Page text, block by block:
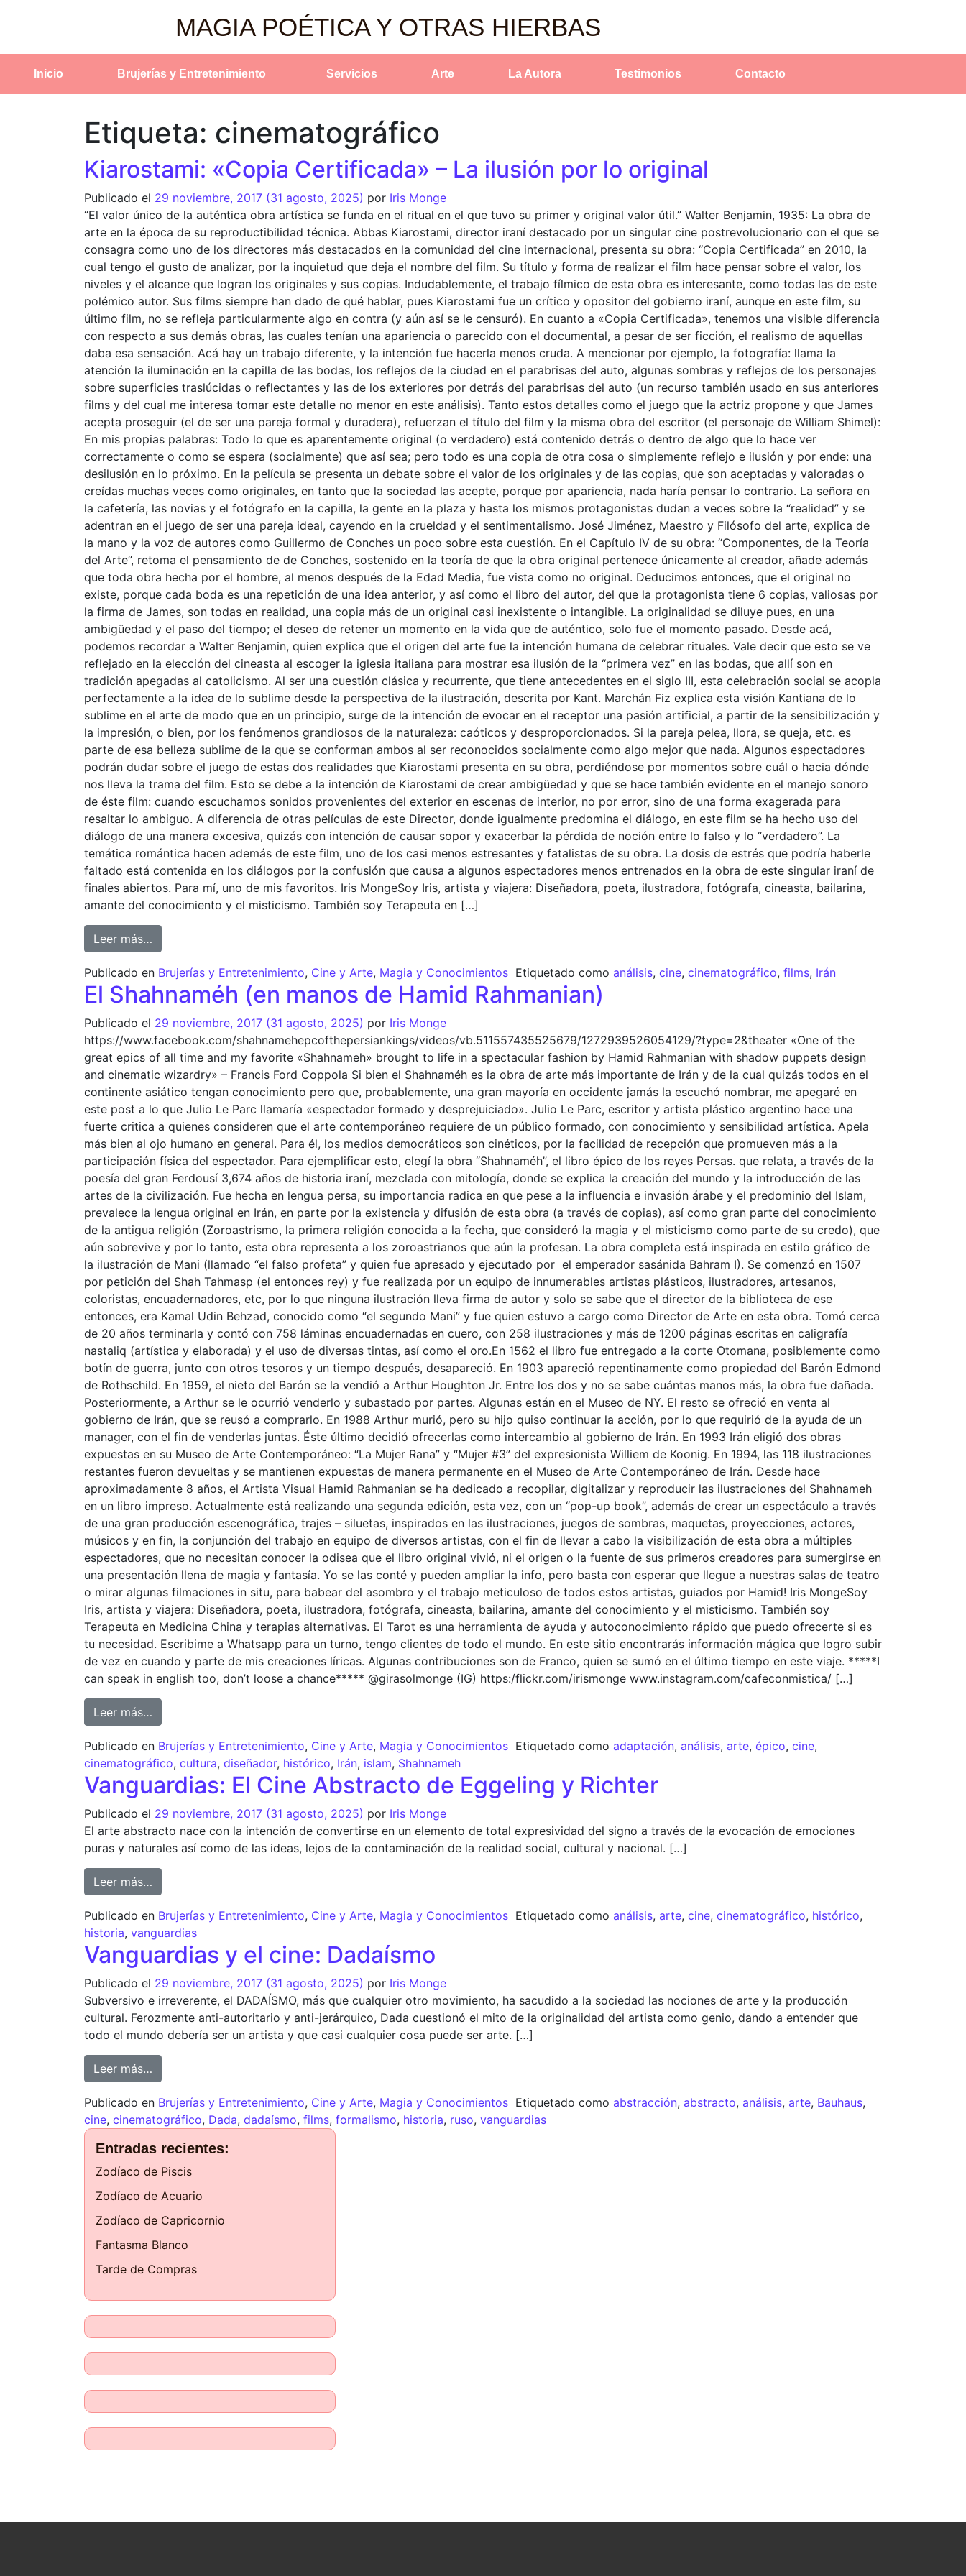
MAGIA POÉTICA Y OTRAS HIERBAS
Inicio Brujerías y Entretenimiento Servicios Arte La Autora Testimonios Contacto
Etiqueta: cinematográfico
Kiarostami: «Copia Certificada» – La ilusión por lo original
Publicado el 29 noviembre, 2017 (31 agosto, 2025) por Iris Monge
“El valor único de la auténtica obra artística se funda en el ritual en el que tuvo su primer y original valor útil.” Walter Benjamin, 1935: La obra de
arte en la época de su reproductibilidad técnica. Abbas Kiarostami, director iraní destacado por un singular cine postrevolucionario con el que se
consagra como uno de los directores más destacados en la comunidad del cine internacional, presenta su obra: “Copia Certificada” en 2010, la
cual tengo el gusto de analizar, por la inquietud que deja el nombre del film. Su título y forma de realizar el film hace pensar sobre el valor, los
niveles y el alcance que logran los originales y sus copias. Indudablemente, el trabajo fílmico de esta obra es interesante, como todas las de este
polémico autor. Sus films siempre han dado de qué hablar, pues Kiarostami fue un crítico y opositor del gobierno iraní, aunque en este film, su
último film, no se refleja particularmente algo en contra (y aún así se le censuró). En cuanto a «Copia Certificada», tenemos una visible diferencia
con respecto a sus demás obras, las cuales tenían una apariencia o parecido con el documental, a pesar de ser ficción, el realismo de aquellas
daba esa sensación. Acá hay un trabajo diferente, y la intención fue hacerla menos cruda. A mencionar por ejemplo, la fotografía: llama la
atención la iluminación en la capilla de las bodas, los reflejos de la ciudad en el parabrisas del auto, algunas sombras y reflejos de los personajes
sobre superficies traslúcidas o reflectantes y las de los exteriores por detrás del parabrisas del auto (un recurso también usado en sus anteriores
films y del cual me interesa tomar este detalle no menor en este análisis). Tanto estos detalles como el juego que la actriz propone y que James
acepta proseguir (el de ser una pareja formal y duradera), refuerzan el título del film y la misma obra del escritor (el personaje de William Shimel):
En mis propias palabras: Todo lo que es aparentemente original (o verdadero) está contenido detrás o dentro de algo que lo hace ver
correctamente o como se espera (socialmente) que así sea; pero todo es una copia de otra cosa o simplemente reflejo e ilusión y por ende: una
desilusión en lo próximo. En la película se presenta un debate sobre el valor de los originales y de las copias, que son aceptadas y valoradas o
creídas muchas veces como originales, en tanto que la sociedad las acepte, porque por apariencia, nada haría pensar lo contrario. La señora en
la cafetería, las novias y el fotógrafo en la capilla, la gente en la plaza y hasta los mismos protagonistas dudan a veces sobre la “realidad” y se
adentran en el juego de ser una pareja ideal, cayendo en la crueldad y el sentimentalismo. José Jiménez, Maestro y Filósofo del arte, explica de
la mano y la voz de autores como Guillermo de Conches un poco sobre esta cuestión. En el Capítulo IV de su obra: “Componentes, de la Teoría
del Arte”, retoma el pensamiento de de Conches, sostenido en la teoría de que la obra original pertenece únicamente al creador, añade además
que toda obra hecha por el hombre, al menos después de la Edad Media, fue vista como no original. Deducimos entonces, que el original no
existe, porque cada boda es una repetición de una idea anterior, y así como el libro del autor, del que la protagonista tiene 6 copias, valiosas por
la firma de James, son todas en realidad, una copia más de un original casi inexistente o intangible. La originalidad se diluye pues, en una
ambigüedad y el paso del tiempo; el deseo de retener un momento en la vida que de auténtico, solo fue el momento pasado. Desde acá,
podemos recordar a Walter Benjamin, quien explica que el origen del arte fue la intención humana de celebrar rituales. Vale decir que esto se ve
reflejado en la elección del cineasta al escoger la iglesia italiana para mostrar esa ilusión de la “primera vez” en las bodas, que allí son en
tradición apegadas al catolicismo. Al ser una cuestión clásica y recurrente, que tiene antecedentes en el siglo III, esta celebración social se acopla
perfectamente a la idea de lo sublime desde la perspectiva de la ilustración, descrita por Kant. Marchán Fiz explica esta visión Kantiana de lo
sublime en el arte de modo que en un principio, surge de la intención de evocar en el receptor una pasión artificial, a partir de la sensibilización y
la impresión, o bien, por los fenómenos grandiosos de la naturaleza: caóticos y desproporcionados. Si la pareja pelea, llora, se queja, etc. es
parte de esa belleza sublime de la que se conforman ambos al ser reconocidos socialmente como algo mejor que nada. Algunos espectadores
podrán dudar sobre el juego de estas dos realidades que Kiarostami presenta en su obra, perdiéndose por momentos sobre cuál o hacia dónde
nos lleva la trama del film. Esto se debe a la intención de Kiarostami de crear ambigüedad y que se hace también evidente en el manejo sonoro
de éste film: cuando escuchamos sonidos provenientes del exterior en escenas de interior, no por error, sino de una forma exagerada para
resaltar lo ambiguo. A diferencia de otras películas de este Director, donde igualmente predomina el diálogo, en este film se ha hecho uso del
diálogo de una manera excesiva, quizás con intención de causar sopor y exacerbar la pérdida de noción entre lo falso y lo “verdadero”. La
temática romántica hacen además de este film, uno de los casi menos estresantes y fatalistas de su obra. La dosis de estrés que podría haberle
faltado está contenida en los diálogos por la confusión que causa a algunos espectadores menos entrenados en la obra de este singular iraní de
finales abiertos. Para mí, uno de mis favoritos. Iris MongeSoy Iris, artista y viajera: Diseñadora, poeta, ilustradora, fotógrafa, cineasta, bailarina,
amante del conocimiento y el misticismo. También soy Terapeuta en […]
Leer más…
Publicado en Brujerías y Entretenimiento, Cine y Arte, Magia y Conocimientos Etiquetado como análisis, cine, cinematográfico, films, Irán
El Shahnaméh (en manos de Hamid Rahmanian)
Publicado el 29 noviembre, 2017 (31 agosto, 2025) por Iris Monge
https://www.facebook.com/shahnamehepcofthepersiankings/videos/vb.511557435525679/1272939526054129/?type=2&theater «One of the
great epics of all time and my favorite «Shahnameh» brought to life in a spectacular fashion by Hamid Rahmanian with shadow puppets design
and cinematic wizardry» – Francis Ford Coppola Si bien el Shahnaméh es la obra de arte más importante de Irán y de la cual quizás todos en el
continente asiático tengan conocimiento pero que, probablemente, una gran mayoría en occidente jamás la escuchó nombrar, me apegaré en
este post a lo que Julio Le Parc llamaría «espectador formado y desprejuiciado». Julio Le Parc, escritor y artista plástico argentino hace una
fuerte critica a quienes consideren que el arte contemporáneo requiere de un público formado, con conocimiento y sensibilidad artística. Apela
más bien al ojo humano en general. Para él, los medios democráticos son cinéticos, por la facilidad de recepción que promueven más a la
participación física del espectador. Para ejemplificar esto, elegí la obra “Shahnaméh”, el libro épico de los reyes Persas. que relata, a través de la
poesía del gran Ferdousí 3,674 años de historia iraní, mezclada con mitología, donde se explica la creación del mundo y la introducción de las
artes de la civilización. Fue hecha en lengua persa, su importancia radica en que pese a la influencia e invasión árabe y el predominio del Islam,
prevalece la lengua original en Irán, en parte por la existencia y difusión de esta obra (a través de copias), así como gran parte del conocimiento
de la antigua religión (Zoroastrismo, la primera religión conocida a la fecha, que consideró la magia y el misticismo como parte de su credo), que
aún sobrevive y por lo tanto, esta obra representa a los zoroastrianos que aún la profesan. La obra completa está inspirada en estilo gráfico de
la ilustración de Mani (llamado “el falso profeta” y quien fue apresado y ejecutado por el emperador sasánida Bahram I). Se comenzó en 1507
por petición del Shah Tahmasp (el entonces rey) y fue realizada por un equipo de innumerables artistas plásticos, ilustradores, artesanos,
coloristas, encuadernadores, etc, por lo que ninguna ilustración lleva firma de autor y solo se sabe que el director de la biblioteca de ese
entonces, era Kamal Udin Behzad, conocido como “el segundo Mani” y fue quien estuvo a cargo como Director de Arte en esta obra. Tomó cerca
de 20 años terminarla y contó con 758 láminas encuadernadas en cuero, con 258 ilustraciones y más de 1200 páginas escritas en caligrafía
nastaliq (artística y elaborada) y el uso de diversas tintas, así como el oro.En 1562 el libro fue entregado a la corte Otomana, posiblemente como
botín de guerra, junto con otros tesoros y un tiempo después, desapareció. En 1903 apareció repentinamente como propiedad del Barón Edmond
de Rothschild. En 1959, el nieto del Barón se la vendió a Arthur Houghton Jr. Entre los dos y no se sabe cuántas manos más, la obra fue dañada.
Posteriormente, a Arthur se le ocurrió venderlo y subastado por partes. Algunas están en el Museo de NY. El resto se ofreció en venta al
gobierno de Irán, que se reusó a comprarlo. En 1988 Arthur murió, pero su hijo quiso continuar la acción, por lo que requirió de la ayuda de un
manager, con el fin de venderlas juntas. Éste último decidió ofrecerlas como intercambio al gobierno de Irán. En 1993 Irán eligió dos obras
expuestas en su Museo de Arte Contemporáneo: “La Mujer Rana” y “Mujer #3” del expresionista Williem de Koonig. En 1994, las 118 ilustraciones
restantes fueron devueltas y se mantienen expuestas de manera permanente en el Museo de Arte Contemporáneo de Irán. Desde hace
aproximadamente 8 años, el Artista Visual Hamid Rahmanian se ha dedicado a recopilar, digitalizar y reproducir las ilustraciones del Shahnameh
en un libro impreso. Actualmente está realizando una segunda edición, esta vez, con un “pop-up book”, además de crear un espectáculo a través
de una gran producción escenográfica, trajes – siluetas, inspirados en las ilustraciones, juegos de sombras, maquetas, proyecciones, actores,
músicos y en fin, la conjunción del trabajo en equipo de diversos artistas, con el fin de llevar a cabo la visibilización de esta obra a múltiples
espectadores, que no necesitan conocer la odisea que el libro original vivió, ni el origen o la fuente de sus primeros creadores para sumergirse en
una presentación llena de magia y fantasía. Yo se las conté y pueden ampliar la info, pero basta con esperar que llegue a nuestras salas de teatro
o mirar algunas filmaciones in situ, para babear del asombro y el trabajo meticuloso de todos estos artistas, guiados por Hamid! Iris MongeSoy
Iris, artista y viajera: Diseñadora, poeta, ilustradora, fotógrafa, cineasta, bailarina, amante del conocimiento y el misticismo. También soy
Terapeuta en Medicina China y terapias alternativas. El Tarot es una herramienta de ayuda y autoconocimiento rápido que puedo ofrecerte si es
tu necesidad. Escribime a Whatsapp para un turno, tengo clientes de todo el mundo. En este sitio encontrarás información mágica que logro subir
de vez en cuando y parte de mis creaciones líricas. Algunas contribuciones son de Franco, quien se sumó en el último tiempo en este viaje. *****I
can speak in english too, don’t loose a chance***** @girasolmonge (IG) https:/flickr.com/irismonge www.instagram.com/cafeconmistica/ […]
Leer más…
Publicado en Brujerías y Entretenimiento, Cine y Arte, Magia y Conocimientos Etiquetado como adaptación, análisis, arte, épico, cine,
cinematográfico, cultura, diseñador, histórico, Irán, islam, Shahnameh
Vanguardias: El Cine Abstracto de Eggeling y Richter
Publicado el 29 noviembre, 2017 (31 agosto, 2025) por Iris Monge
El arte abstracto nace con la intención de convertirse en un elemento de total expresividad del signo a través de la evocación de emociones
puras y naturales así como de las ideas, lejos de la contaminación de la realidad social, cultural y nacional. […]
Leer más…
Publicado en Brujerías y Entretenimiento, Cine y Arte, Magia y Conocimientos Etiquetado como análisis, arte, cine, cinematográfico, histórico,
historia, vanguardias
Vanguardias y el cine: Dadaísmo
Publicado el 29 noviembre, 2017 (31 agosto, 2025) por Iris Monge
Subversivo e irreverente, el DADAÍSMO, más que cualquier otro movimiento, ha sacudido a la sociedad las nociones de arte y la producción
cultural. Ferozmente anti-autoritario y anti-jerárquico, Dada cuestionó el mito de la originalidad del artista como genio, dando a entender que
todo el mundo debería ser un artista y que casi cualquier cosa puede ser arte. […]
Leer más…
Publicado en Brujerías y Entretenimiento, Cine y Arte, Magia y Conocimientos Etiquetado como abstracción, abstracto, análisis, arte, Bauhaus,
cine, cinematográfico, Dada, dadaísmo, films, formalismo, historia, ruso, vanguardias
Entradas recientes:
Zodíaco de Piscis
Zodíaco de Acuario
Zodíaco de Capricornio
Fantasma Blanco
Tarde de Compras